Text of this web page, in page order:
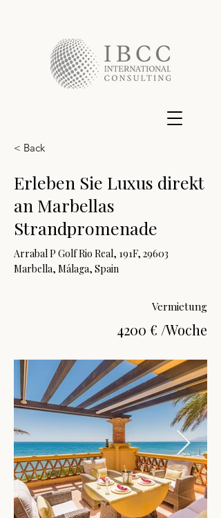
< Back
Erleben Sie Luxus direkt
an Marbellas
Strandpromenade
Arrabal P Golf Rio Real, 191F, 29603
Marbella, Málaga, Spain
Vermietung
4200 € /Woche